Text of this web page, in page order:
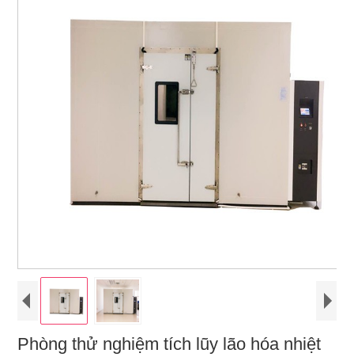
Phòng thử nghiệm tích lũy lão hóa nhiệt